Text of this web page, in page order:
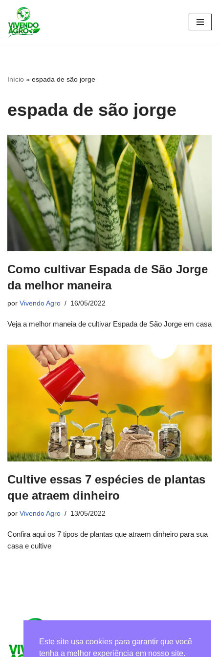
Pular
para
Início » espada de são jorge
espada de são jorge
Como cultivar Espada de São Jorge
da melhor maneira
por Vivendo Agro 16/05/2022
Veja a melhor maneia de cultivar Espada de São Jorge em casa
Cultive essas 7 espécies de plantas
que atraem dinheiro
por Vivendo Agro 13/05/2022
Confira aqui os 7 tipos de plantas que atraem dinheiro para sua
casa e cultive
Este site usa cookies para garantir que você
tenha a melhor experiência em nosso site.